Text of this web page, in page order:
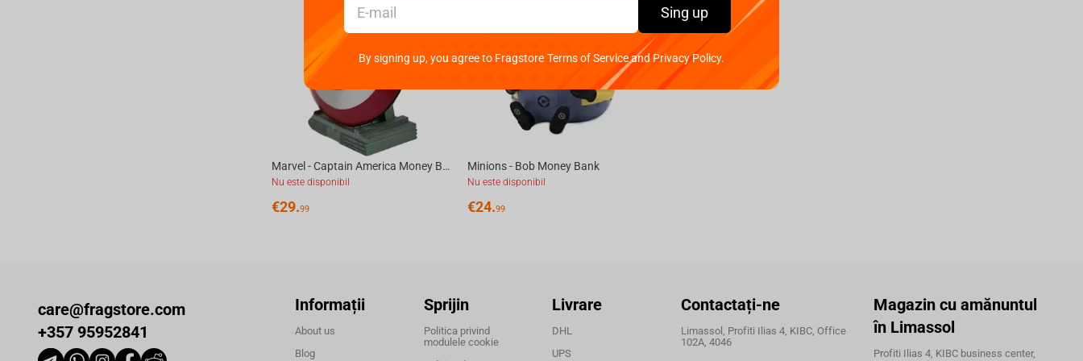
Marvel - Captain America Money Bank Bust - 25cm
Nu este disponibil
€29.99
Minions - Bob Money Bank
Nu este disponibil
€24.99
care@fragstore.com
+357 95952841
Informații
About us
Blog
Sprijin
Politica privind
modulele cookie
Livrare
DHL
UPS
Contactați-ne
Limassol, Profiti Ilias 4, KIBC, Office
102A, 4046
Magazin cu amănuntul
în Limassol
Profiti Ilias 4, KIBC business center,
Sing up
By signing up, you agree to Fragstore Terms of Service and Privacy Policy.